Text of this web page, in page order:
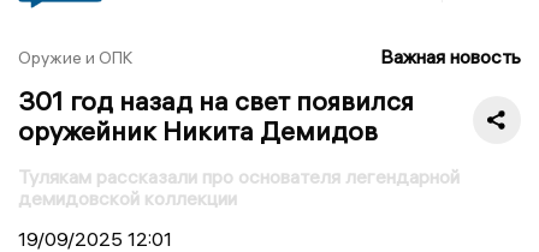
Оружие и ОПК Важная новость
301 год назад на свет появился
оружейник Никита Демидов
Тулякам рассказали про основателя легендарной
демидовской коллекции
19/09/2025 12:01